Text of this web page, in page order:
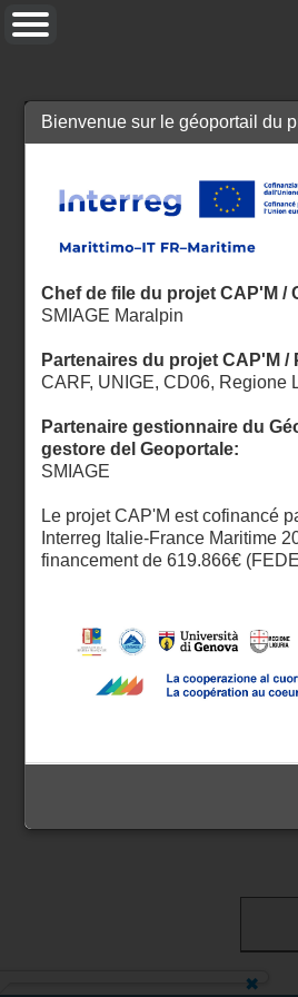
CouchesInformations
Mesurer
Bienvenue sur le géoportail du
Chef de file du projet CAP'M/
SMIAGE Maralpin
Partenaires du projet CAP'M /
CARF, UNIGE, CD06, Regione
Partenaire gestionnaire du
gestore del Geoportale:
SMIAGE
Le projet CAP'M est cofinancé
Interreg Italie-France Maritime
financement de 619.866€